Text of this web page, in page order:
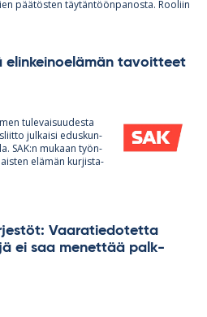
pää­tös­ten täy­tän­töön­pa­nosta. Roo­liin
elin­kei­noe­lä­män ta­voit­teet
tu­le­vai­suu­desta
jul­kaisi edus­kun­
SAK:n mu­kaan työn­
elä­män kur­jis­ta­
Vaa­ra­tie­do­tetta
ei saa me­net­tää palk­